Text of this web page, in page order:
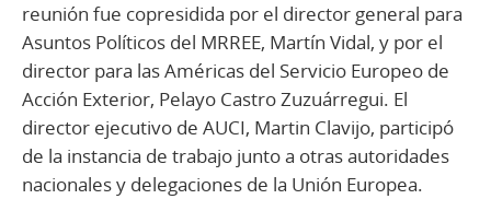
reunión fue copresidida por el director general para
Asuntos Políticos del MRREE, Martín Vidal, y por el
director para las Américas del Servicio Europeo de
Acción Exterior, Pelayo Castro Zuzuárregui. El
director ejecutivo de AUCI, Martin Clavijo, participó
de la instancia de trabajo junto a otras autoridades
nacionales y delegaciones de la Unión Europea.